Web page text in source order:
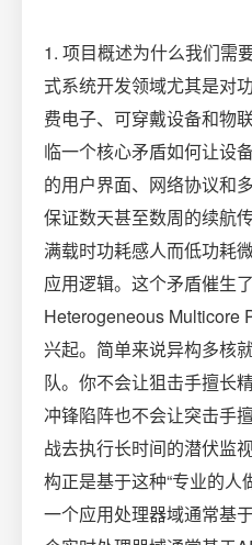
1. 项目概述为什么我们需
式系统开发领域尤其是对
费电子、可穿戴设备和物
临一个核心矛盾如何让设
的用户界面、网络协议和
保证数天甚至数周的续航
满载时功耗感人而低功耗
应用逻辑。这个矛盾催生
Heterogeneous Multicore
兴起。简单来说异构多核
队。你不会让狙击手擅长
冲锋陷阵也不会让突击手
战去执行长时间的潜伏监
构正是基于这种“专业的人
一个应用处理器域通常基